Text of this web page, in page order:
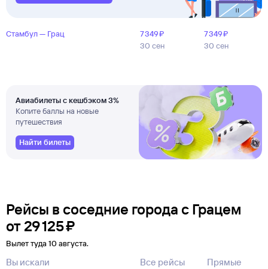
Стамбул — Грац
7 ⁠349 ⁠₽
30 сен
7 ⁠349 ⁠₽
30 сен
Авиабилеты с кешбэком 3%
Копите баллы на новые
путешествия
Найти билеты
Рейсы в соседние города с Грацем
от 29 ⁠125 ⁠₽
Вылет туда 10 августа.
Вы искали Все рейсы Прямые